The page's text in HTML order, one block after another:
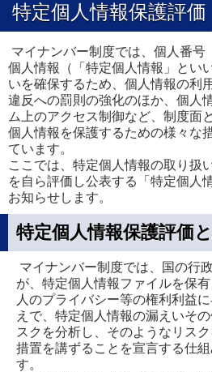
特定個人情報保護評価
マイナンバー制度では、個人番号
個人情報（「特定個人情報」とい
いを確保するため、個人情報の利
違反への罰則の強化のほか、個人
ム上のアクセス制御など、制度面
個人情報を保護するための様々な
ています。
ここでは、特定個人情報の取り扱
を自ら評価し公表する「特定個人
お知らせします。
特定個人情報保護評価
マイナンバー制度では、国の行
が、特定個人情報ファイルを保
人のプライバシー等の権利利益
えで、特定個人情報の漏えいそ
スクを分析し、そのようなリス
措置を講ずることを宣言する仕
す。